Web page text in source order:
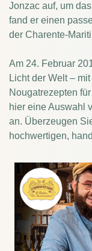
Jonzac auf, um
fand er einen
der Charente-
Am 24. Februar
Licht der Welt –
Nougatrezepten
hier eine Auswahl
an. Überzeugen
hochwertigen,